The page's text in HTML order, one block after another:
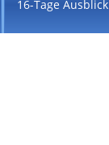
16-Tage Ausblick